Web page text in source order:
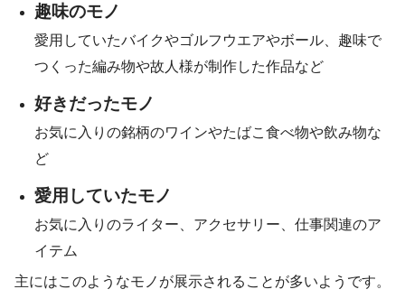
趣味のモノ
愛用していたバイクやゴルフウエアやボール、趣味で
つくった編み物や故人様が制作した作品など
好きだったモノ
お気に入りの銘柄のワインやたばこ食べ物や飲み物な
ど
愛用していたモノ
お気に入りのライター、アクセサリー、仕事関連のア
イテム
主にはこのようなモノが展示されることが多いようです。